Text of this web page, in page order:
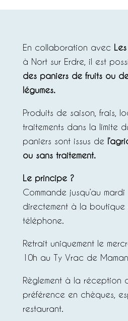
En collaboration avec
à Nort sur Erdre, il est
des paniers de fruits ou
légumes.
Produits de saison, frais,
traitements dans la limite
paniers sont issus de
ou sans traitement.
Le principe ?
Commande jusqu’au
directement à la boutique
téléphone.
Retrait uniquement le
10h au Ty Vrac de Maman.
Règlement à la réception
préférence en chèques,
restaurant.